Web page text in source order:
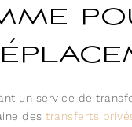
un service de
destransferts